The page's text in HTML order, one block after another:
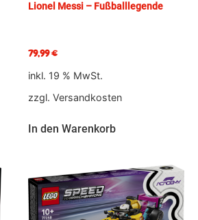
Lionel Messi – Fußballlegende
79,99€
inkl. 19 % MwSt.
zzgl. Versandkosten
In den Warenkorb